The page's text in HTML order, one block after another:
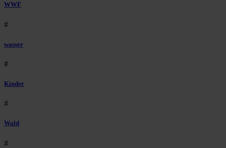
WWF
#
wasser
#
Kinder
#
Wald
#